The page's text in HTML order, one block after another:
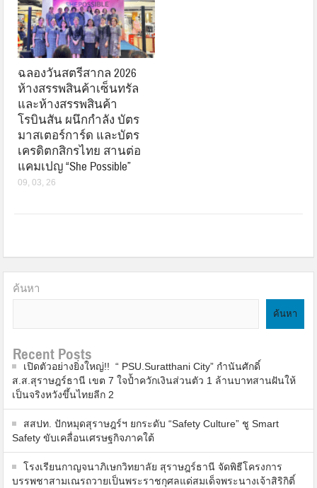
ฉลองวันสตรีสากล 2026
ห้างสรรพสินค้าเซ็นทรัล
และห้างสรรพสินค้า
โรบินสัน ผนึกกำลัง บัตร
มาสเตอร์การ์ด และบัตร
เครดิตกสิกรไทย สานต่อ
แคมเปญ “She Possible”
09, 03, 26
ค้นหา
ค้นหา
Recent Posts
เปิดตัวอย่างยิ่งใหญ่!! “ PSU.Suratthani City” กำนันศักดิ์
ส.ส.สุราษฎร์ธานี เขต 7 ใจป้ำควักเงินส่วนตัว 1 ล้านบาทสานฝันให้
เป็นจริงหวังขึ้นไทยลีก 2
สสปท. ปักหมุดสุราษฎร์ฯ ยกระดับ “Safety Culture” ชู Smart
Safety ขับเคลื่อนเศรษฐกิจภาคใต้
โรงเรียนกาญจนาภิเษกวิทยาลัย สุราษฎร์ธานี จัดพิธีโครงการ
บรรพชาสามเณรถวายเป็นพระราชกุศลแด่สมเด็จพระนางเจ้าสิริกิติ์